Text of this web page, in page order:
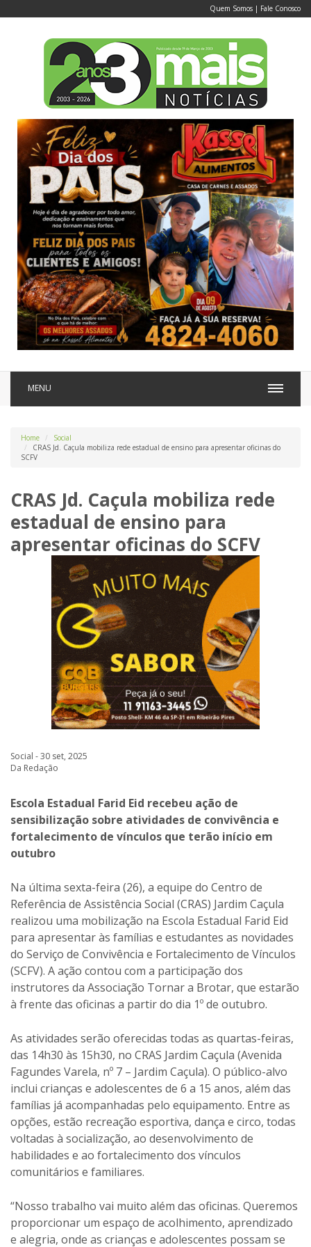
Quem Somos | Fale Conosco
MENU
Home
Social
CRAS Jd. Caçula mobiliza rede estadual de ensino para apresentar oficinas do
SCFV
CRAS Jd. Caçula mobiliza rede
estadual de ensino para
apresentar oficinas do SCFV
Social - 30 set, 2025
Da Redação
Escola Estadual Farid Eid recebeu ação de
sensibilização sobre atividades de convivência e
fortalecimento de vínculos que terão início em
outubro
Na última sexta-feira (26), a equipe do Centro de
Referência de Assistência Social (CRAS) Jardim Caçula
realizou uma mobilização na Escola Estadual Farid Eid
para apresentar às famílias e estudantes as novidades
do Serviço de Convivência e Fortalecimento de Vínculos
(SCFV). A ação contou com a participação dos
instrutores da Associação Tornar a Brotar, que estarão
à frente das oficinas a partir do dia 1º de outubro.
As atividades serão oferecidas todas as quartas-feiras,
das 14h30 às 15h30, no CRAS Jardim Caçula (Avenida
Fagundes Varela, nº 7 – Jardim Caçula). O público-alvo
inclui crianças e adolescentes de 6 a 15 anos, além das
famílias já acompanhadas pelo equipamento. Entre as
opções, estão recreação esportiva, dança e circo, todas
voltadas à socialização, ao desenvolvimento de
habilidades e ao fortalecimento dos vínculos
comunitários e familiares.
“Nosso trabalho vai muito além das oficinas. Queremos
proporcionar um espaço de acolhimento, aprendizado
e alegria, onde as crianças e adolescentes possam se